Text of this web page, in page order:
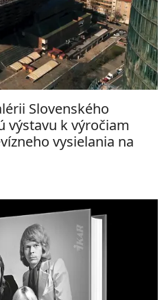
Slovenského
výstavu k výročiam
vysielania na